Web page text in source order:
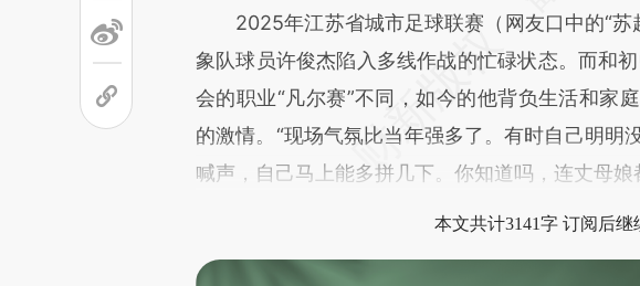
2025年江苏省城市足球联赛（网友口中的“苏
象队球员许俊杰陷入多线作战的忙碌状态。而和
会的职业“凡尔赛”不同，如今的他背负生活和家
的激情。“现场气氛比当年强多了。有时自己明明
喊声，自己马上能多拼几下。你知道吗，连丈母娘
本文共计3141字 订阅后继